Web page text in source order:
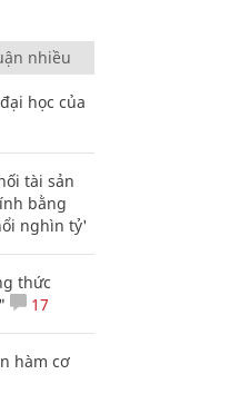
nhiều
học của
tài sản
bằng
nghìn tỷ'
thức
17
hàm cơ